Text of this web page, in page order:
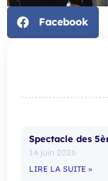
Facebook
Spectacle des
14 juin 2026
LIRE LA SUITE »